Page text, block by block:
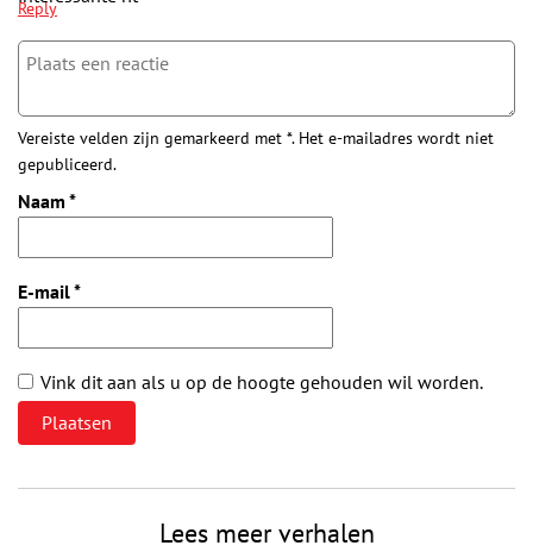
Reply
Vereiste velden zijn gemarkeerd met *. Het e-mailadres wordt niet
gepubliceerd.
Naam *
E-mail*
Vink dit aan als u op de hoogte gehouden wil worden.
Lees meer verhalen